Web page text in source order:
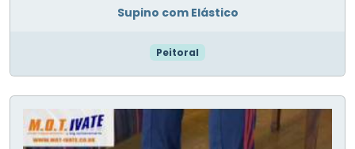
Supino com Elástico
Peitoral